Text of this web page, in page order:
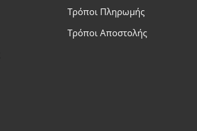
Τρόποι Πληρωμής
Τρόποι Αποστολής